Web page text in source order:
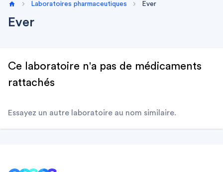
Home
Laboratoires pharmaceutiques Ever
Ever
Ce laboratoire n'a pas de médicaments
rattachés
Essayez un autre laboratoire au nom similaire.